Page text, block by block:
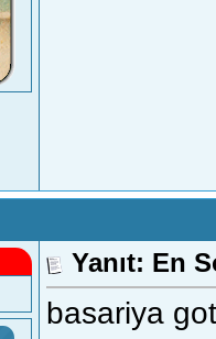
Yanıt: En
basariya